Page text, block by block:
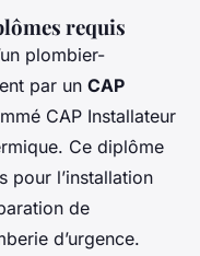
requis
plombier-
par un CAP
CAP Installateur
Ce diplôme
pour l’installation
de
d’urgence.